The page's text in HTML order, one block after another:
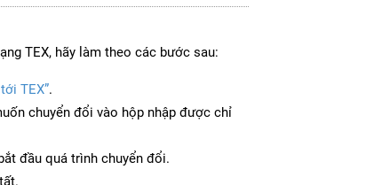
TEX, hãy làm theo các bước sau:
TEX”.
chuyển đổi vào hộp nhập được chỉ
đầu quá trình chuyển đổi.